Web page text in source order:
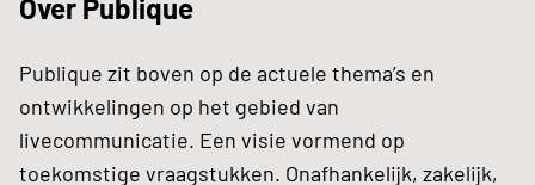
Over Publique
Publique zit boven op de actuele thema’s en
ontwikkelingen op het gebied van
livecommunicatie. Een visie vormend op
toekomstige vraagstukken. Onafhankelijk, zakelijk,